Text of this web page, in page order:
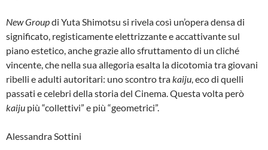
New Groupdi Yuta Shimotsu si rivela così un’opera densa di
significato, registicamente elettrizzante e accattivante sul
piano estetico, anche grazie allo sfruttamento di un cliché
vincente, che nella sua allegoria esalta la dicotomia tra giovani
ribelli e adulti autoritari: uno scontro trakaiju, eco di quelli
passati e celebri della storia del Cinema. Questa volta però
kaiju più “collettivi” e più “geometrici”.
Alessandra Sottini